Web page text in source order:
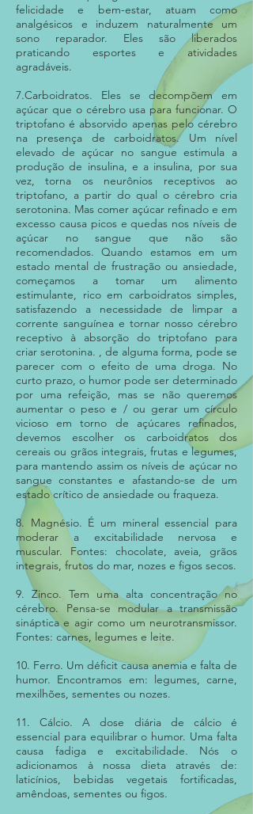
felicidade e bem-estar, atuam como
analgésicos e induzem naturalmente um
sono reparador. Eles são liberados
praticando esportes e atividades
agradáveis.
7.Carboidratos. Eles se decompõem em
açúcar que o cérebro usa para funcionar. O
triptofano é absorvido apenas pelo cérebro
na presença de carboidratos. Um nível
elevado de açúcar no sangue estimula a
produção de insulina, e a insulina, por sua
vez, torna os neurônios receptivos ao
triptofano, a partir do qual o cérebro cria
serotonina. Mas comer açúcar refinado e em
excesso causa picos e quedas nos níveis de
açúcar no sangue que não são
recomendados. Quando estamos em um
estado mental de frustração ou ansiedade,
começamos a tomar um alimento
estimulante, rico em carboidratos simples,
satisfazendo a necessidade de limpar a
corrente sanguínea e tornar nosso cérebro
receptivo à absorção do triptofano para
criar serotonina. , de alguma forma, pode se
parecer com o efeito de uma droga. No
curto prazo, o humor pode ser determinado
por uma refeição, mas se não queremos
aumentar o peso e / ou gerar um círculo
vicioso em torno de açúcares refinados,
devemos escolher os carboidratos dos
cereais ou grãos integrais, frutas e legumes,
para mantendo assim os níveis de açúcar no
sangue constantes e afastando-se de um
estado crítico de ansiedade ou fraqueza.
8. Magnésio. É um mineral essencial para
moderar a excitabilidade nervosa e
muscular. Fontes: chocolate, aveia, grãos
integrais, frutos do mar, nozes e figos secos.
9. Zinco. Tem uma alta concentração no
cérebro. Pensa-se modular a transmissão
sináptica e agir como um neurotransmissor.
Fontes: carnes, legumes e leite.
10. Ferro. Um déficit causa anemia e falta de
humor. Encontramos em: legumes, carne,
mexilhões, sementes ou nozes.
11. Cálcio. A dose diária de cálcio é
essencial para equilibrar o humor. Uma falta
causa fadiga e excitabilidade. Nós o
adicionamos à nossa dieta através de:
laticínios, bebidas vegetais fortificadas,
amêndoas, sementes ou figos.